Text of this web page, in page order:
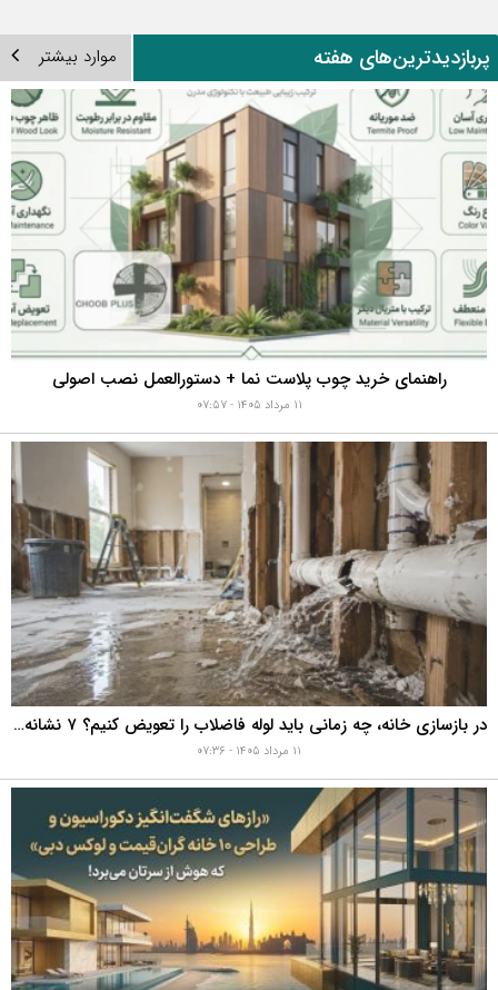
هفته موارد بیشتر
راهنمای خرید چوب پلاست نما + دستورالعمل نصب اصولی
در بازسازی خانه، چه زمانی باید لوله فاضلاب را تعویض کنیم؟ ۷ نشانه‌ای که نباید نادیده بگیرید